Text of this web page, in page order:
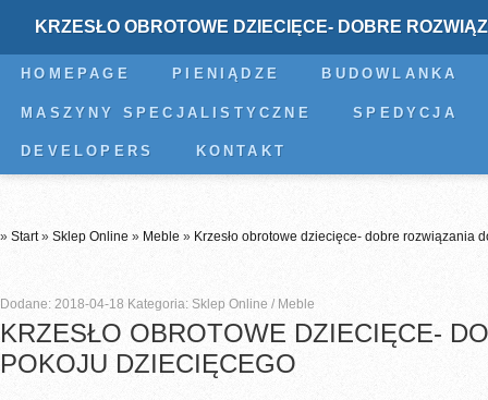
KRZESŁO OBROTOWE DZIECIĘCE- DOBRE
HOMEPAGE PIENIĄDZE BUDOWLANKA
MASZYNY SPECJALISTYCZNE SPEDYCJA
DEVELOPERS KONTAKT
» Start» Sklep Online » Meble » Krzesło obrotowe dziecięce- dobre rozwiązania
Dodane: 2018-04-18 Kategoria: Sklep Online / Meble
KRZESŁO OBROTOWE DZIECIĘCE-
POKOJU DZIECIĘCEGO